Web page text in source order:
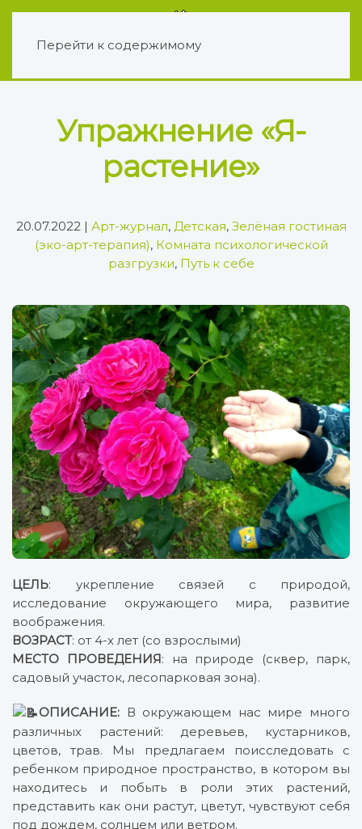
Перейти к содержимому
Упражнение «Я-
растение»
20.07.2022| Арт-журнал, Детская, Зелёная гостиная
(эко-арт-терапия), Комната психологической
разгрузки, Путь к себе
ЦЕЛЬ: укрепление связей с природой,
исследование окружающего мира, развитие
воображения.
ВОЗРАСТ: от 4-х лет (со взрослыми)
МЕСТО ПРОВЕДЕНИЯ: на природе (сквер, парк,
садовый участок, лесопарковая зона).
ОПИСАНИЕ: В окружающем нас мире много
различных растений: деревьев, кустарников,
цветов, трав. Мы предлагаем поисследовать с
ребенком природное пространство, в котором вы
находитесь и побыть в роли этих растений,
представить как они растут, цветут, чувствуют себя
под дождем, солнцем или ветром.